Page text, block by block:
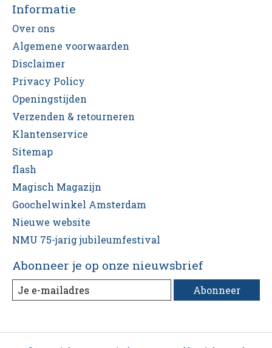
Informatie
Over ons
Algemene voorwaarden
Disclaimer
Privacy Policy
Openingstijden
Verzenden & retourneren
Klantenservice
Sitemap
flash
Magisch Magazijn
Goochelwinkel Amsterdam
Nieuwe website
NMU 75-jarig jubileumfestival
Abonneer je op onze nieuwsbrief
Abonneer